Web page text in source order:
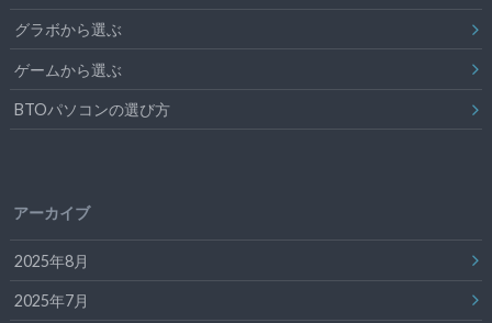
グラボから選ぶ
ゲームから選ぶ
BTOパソコンの選び方
アーカイブ
2025年8月
2025年7月